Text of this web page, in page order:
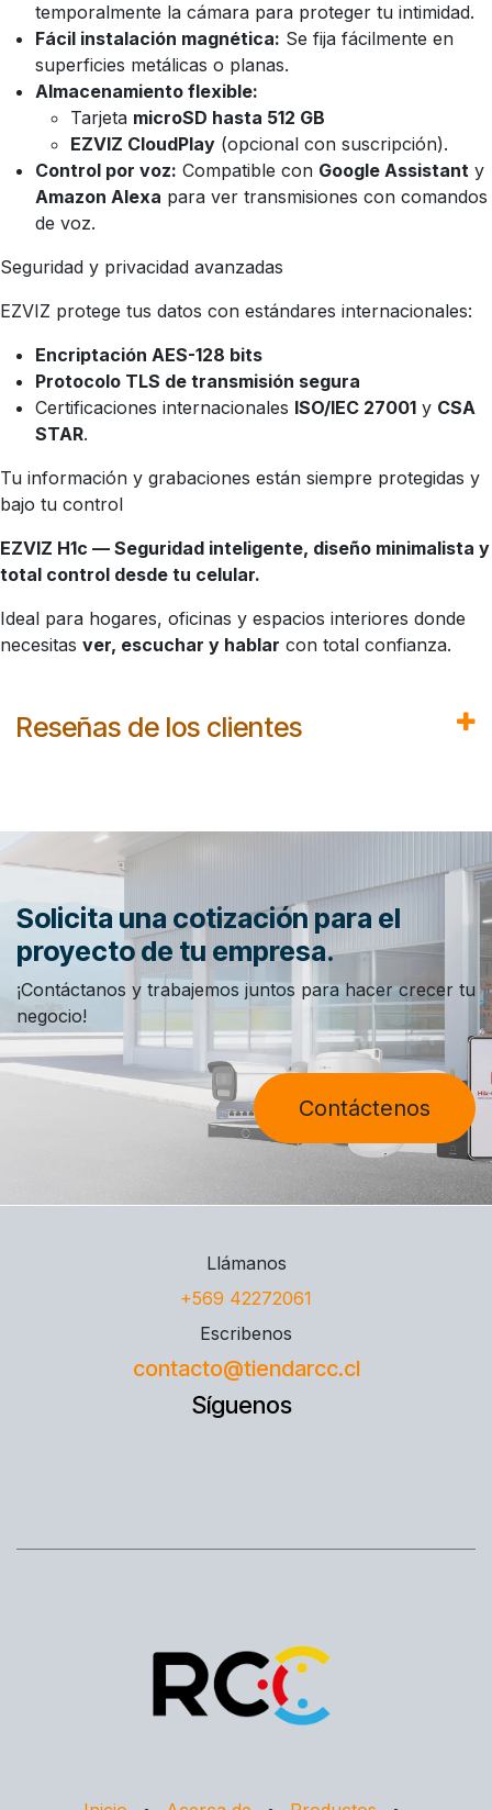
temporalmente la cámara para proteger tu intimidad.
Fácil instalación magnética: Se fija fácilmente en
superficies metálicas o planas.
Almacenamiento flexible:
Tarjeta microSD hasta 512 GB
EZVIZ CloudPlay (opcional con suscripción).
Control por voz: Compatible con Google Assistant y
Amazon Alexa para ver transmisiones con comandos
de voz.
Seguridad y privacidad avanzadas
EZVIZ protege tus datos con estándares internacionales:
Encriptación AES-128 bits
Protocolo TLS de transmisión segura
Certificaciones internacionales ISO/IEC 27001 y CSA
STAR.
Tu información y grabaciones están siempre protegidas y
bajo tu control
EZVIZ H1c — Seguridad inteligente, diseño minimalista y
total control desde tu celular.
Ideal para hogares, oficinas y espacios interiores donde
necesitas ver, escuchar y hablar con total confianza.
Reseñas de los clientes
Solicita una cotización para el
proyecto de tu empresa.
¡Contáctanos y trabajemos juntos para hacer crecer tu
negocio!
Contáctenos
Llámanos
+569 42272061
Escribenos
contacto@tiendarcc.cl
Síguenos